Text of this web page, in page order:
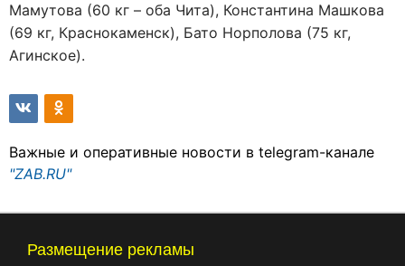
Мамутова (60 кг – оба Чита), Константина Машкова
(69 кг, Краснокаменск), Бато Норполова (75 кг,
Агинское).
Важные и оперативные новости в telegram-канале
"ZAB.RU"
Размещение рекламы